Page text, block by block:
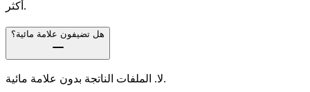
أكثر.
هل تضيفون علامة مائية؟
لا. الملفات الناتجة بدون علامة مائية.